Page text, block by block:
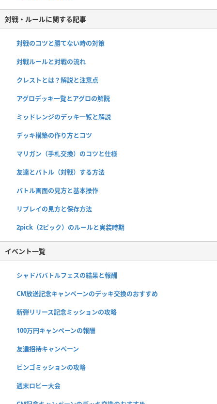
対戦・ルールに関する記事
対戦のコツと勝てない時の対策
対戦ルールと対戦の流れ
クレストとは？解説と注意点
アグロデッキ一覧とアグロの解説
ミッドレンジのデッキ一覧と解説
デッキ構築の作り方とコツ
マリガン（手札交換）のコツと仕様
友達とバトル（対戦）する方法
バトル画面の見方と基本操作
リプレイの見方と保存方法
2pick（2ピック）のルールと実装時期
イベント一覧
シャドババトルフェスの結果と報酬
CM放送記念キャンペーンのデッキ交換のおすすめ
新弾リリース記念ミッションの攻略
100万円キャンペーンの報酬
友達招待キャンペーン
ビンゴミッションの攻略
週末ロビー大会